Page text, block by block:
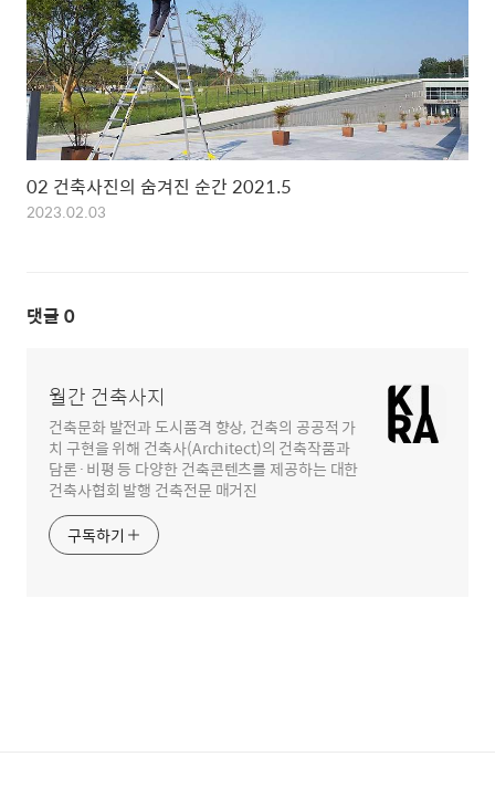
02 건축사진의 숨겨진 순간 2021.5
2023.02.03
댓글 0
월간 건축사지
건축문화 발전과 도시품격 향상, 건축의 공공적 가
치 구현을 위해 건축사(Architect)의 건축작품과
담론·비평 등 다양한 건축콘텐츠를 제공하는 대한
건축사협회 발행 건축전문 매거진
구독하기